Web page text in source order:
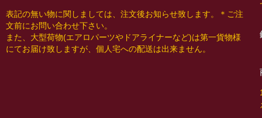
表記の無い物に関しましては、注文後お知らせ致します。＊ご注
文前にお問い合わせ下さい。
また、大型荷物(エアロパーツやドアライナーなど)は第一貨物様
にてお届け致しますが、個人宅への配送は出来ません。